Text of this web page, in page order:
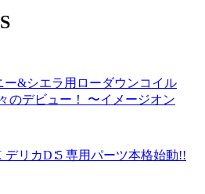
ー&シエラ用ローダウンコイル
のデビュー！ 〜イメージオン
デリカD∶5 専用パーツ本格始動!!